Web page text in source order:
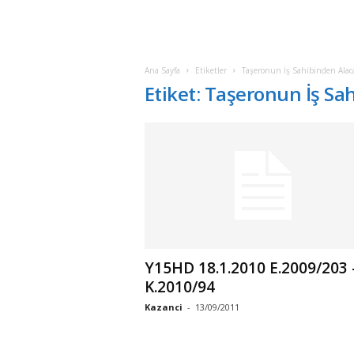
Ana Sayfa Etiketler Taşeronun İş Sahibinden
Etiket: Taşeronun İş
Y15HD 18.1.2010 E.2009/203
K.2010/94
Kazanci - 13/09/2011